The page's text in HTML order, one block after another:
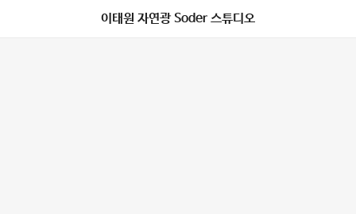
이태원 자연광 Soder 스튜디오